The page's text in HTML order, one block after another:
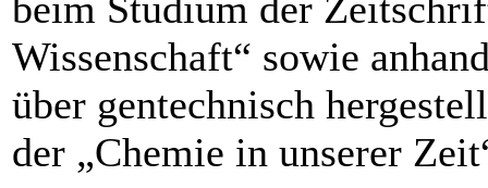
Wissenschaft“ sowie
über gentechnisch
der „Chemie in unserer